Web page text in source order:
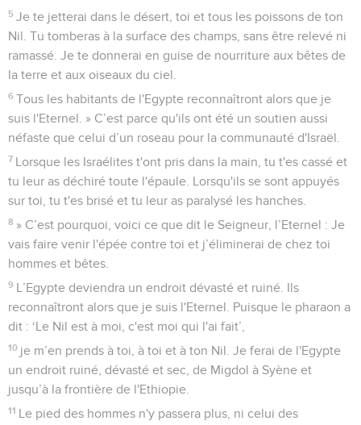
5 Je te jetterai dans le désert, toi et tous les poissons de ton
Nil. Tu tomberas à la surface des champs, sans être relevé ni
ramassé. Je te donnerai en guise de nourriture aux bêtes de
la terre et aux oiseaux du ciel.
6 Tous les habitants de l'Egypte reconnaîtront alors que je
suis l'Eternel. » C’est parce qu'ils ont été un soutien aussi
néfaste que celui d’un roseau pour la communauté d'Israël.
7 Lorsque les Israélites t'ont pris dans la main, tu t'es cassé et
tu leur as déchiré toute l'épaule. Lorsqu'ils se sont appuyés
sur toi, tu t'es brisé et tu leur as paralysé les hanches.
8 » C’est pourquoi, voici ce que dit le Seigneur, l’Eternel : Je
vais faire venir l'épée contre toi et j’éliminerai de chez toi
hommes et bêtes.
9 L’Egypte deviendra un endroit dévasté et ruiné. Ils
reconnaîtront alors que je suis l'Eternel. Puisque le pharaon a
dit : ‘Le Nil est à moi, c'est moi qui l'ai fait’,
10 je m’en prends à toi, à toi et à ton Nil. Je ferai de l'Egypte
un endroit ruiné, dévasté et sec, de Migdol à Syène et
jusqu’à la frontière de l'Ethiopie.
11 Le pied des hommes n'y passera plus, ni celui des